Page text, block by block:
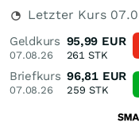
Letzter Kurs
Geldkurs
07.08.26
95,99 EUR
261 STK
Briefkurs
07.08.26
96,81 EUR
259 STK